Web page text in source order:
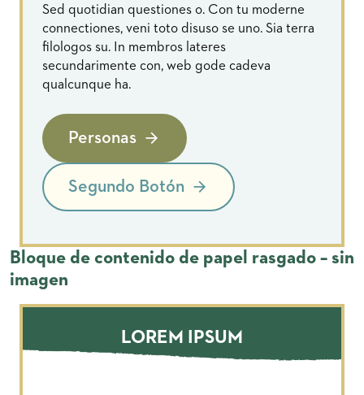
Sed quotidian questiones o. Con tu moderne
connectiones, veni toto disuso se uno. Sia terra
filologos su. In membros lateres
secundarimente con, web gode cadeva
qualcunque ha.
Personas
Segundo Botón
Bloque de contenido de papel rasgado – sin
imagen
LOREM IPSUM